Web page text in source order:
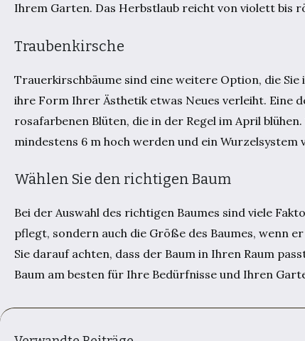
Ihrem Garten. Das Herbstlaub reicht von violett bis
Traubenkirsche
Trauerkirschbäume sind eine weitere Option, die
ihre Form Ihrer Ästhetik etwas Neues verleiht.
rosafarbenen Blüten, die in der Regel im April
mindestens 6 m hoch werden und ein Wurzelsystem
Wählen Sie den richtigen Baum
Bei der Auswahl des richtigen Baumes sind viele
pflegt, sondern auch die Größe des Baumes, wenn
Sie darauf achten, dass der Baum in Ihren Raum
Baum am besten für Ihre Bedürfnisse und Ihren